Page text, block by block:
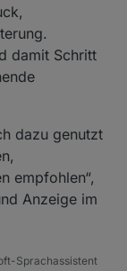
damit Schritt
dazu genutzt
empfohlen“,
Anzeige im
Sprachassistent